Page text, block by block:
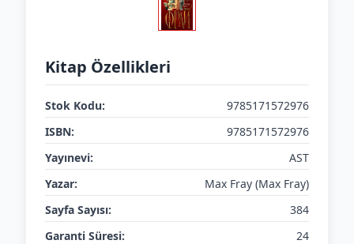
Kitap Özellikleri
Stok Kodu:
9785171572976
ISBN:
9785171572976
Yayınevi:
AST
Yazar:
Max Fray (Max Fray)
Sayfa Sayısı:
384
Garanti Süresi:
24